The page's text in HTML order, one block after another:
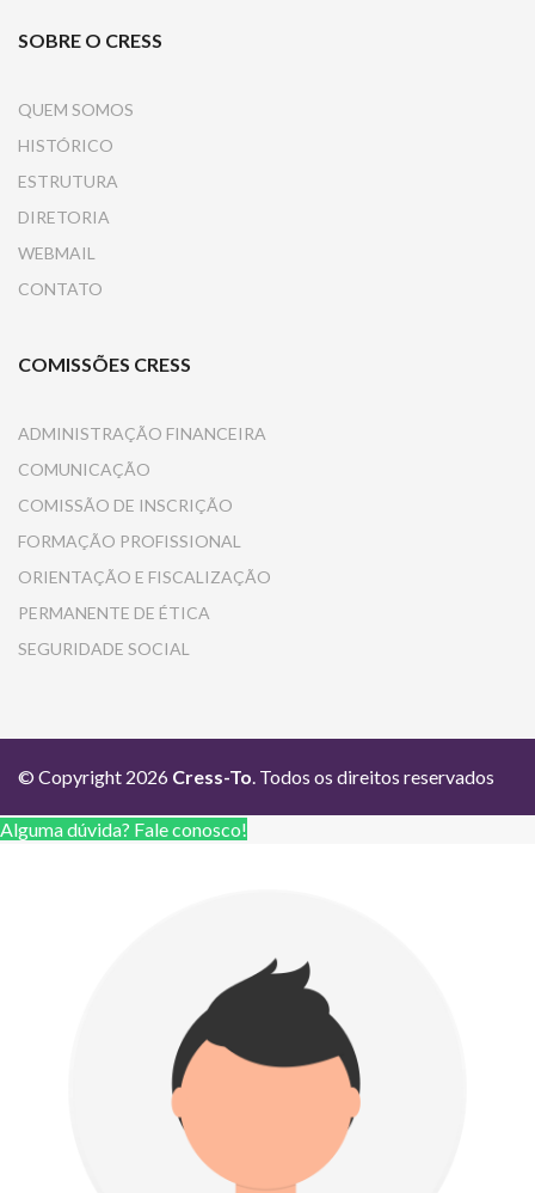
SOBRE O CRESS
QUEM SOMOS
HISTÓRICO
ESTRUTURA
DIRETORIA
WEBMAIL
CONTATO
COMISSÕES CRESS
ADMINISTRAÇÃO FINANCEIRA
COMUNICAÇÃO
COMISSÃO DE INSCRIÇÃO
FORMAÇÃO PROFISSIONAL
ORIENTAÇÃO E FISCALIZAÇÃO
PERMANENTE DE ÉTICA
SEGURIDADE SOCIAL
© Copyright 2026 Cress-To. Todos os direitos reservados
Alguma dúvida? Fale conosco!